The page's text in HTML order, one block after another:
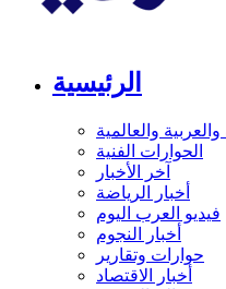
الرئيسية
والعربية والعالمية
الحوارات الفنية
آخر الأخبار
أخبار الرياضة
فيديو العرب اليوم
أخبار النجوم
حوارات وتقارير
أخبار الاقتصاد